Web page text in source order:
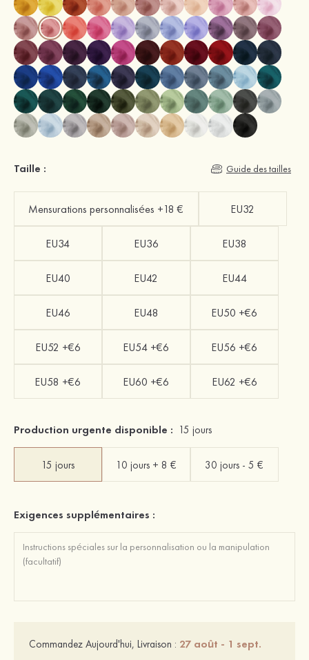
Taille : Guide des tailles
Mensurations personnalisées +18 € EU32
EU34 EU36 EU38
EU40 EU42 EU44
EU46 EU48 EU50 +€6
EU52 +€6 EU54 +€6 EU56 +€6
EU58 +€6 EU60 +€6 EU62 +€6
Production urgente disponible : 15 jours
15 jours 10 jours + 8 € 30 jours - 5 €
Exigences supplémentaires :
Commandez Aujourd'hui, Livraison : 27 août - 1 sept.